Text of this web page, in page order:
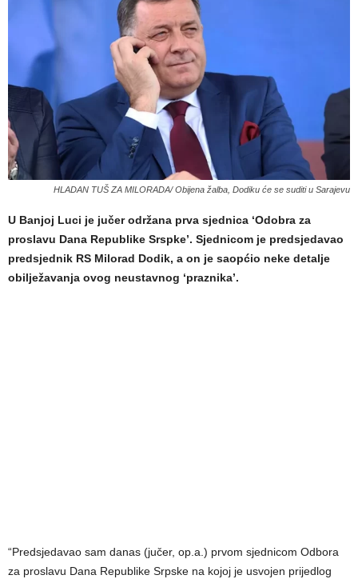
HLADAN TUŠ ZA MILORADA/ Obijena žalba, Dodiku će se suditi u Sarajevu
U Banjoj Luci je jučer održana prva sjednica ‘Odobra za
proslavu Dana Republike Srspke’. Sjednicom je predsjedavao
predsjednik RS Milorad Dodik, a on je saopćio neke detalje
obilježavanja ovog neustavnog ‘praznika’.
“Predsjedavao sam danas (jučer, op.a.) prvom sjednicom Odbora
za proslavu Dana Republike Srpske na kojoj je usvojen prijedlog